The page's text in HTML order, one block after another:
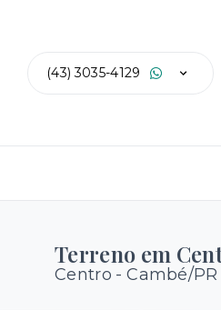
(43) 3035-4129
Terreno em
Centro - Cambé/PR